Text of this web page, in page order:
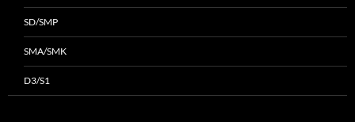
SD/SMP
SMA/SMK
D3/S1